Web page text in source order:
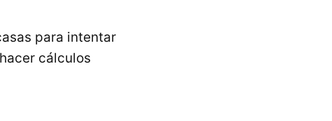
para intentar
cálculos